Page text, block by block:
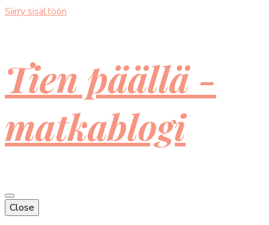
Siirry sisältöön
Tien päällä -
matkablogi
Close